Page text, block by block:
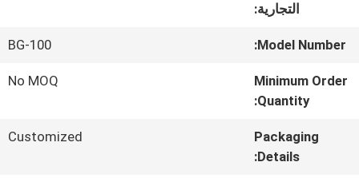
معلومات
عنا
التجارية:
Model Number:
BG-100
Minimum Order
Quantity:
No MOQ
Packaging
Details:
Customized